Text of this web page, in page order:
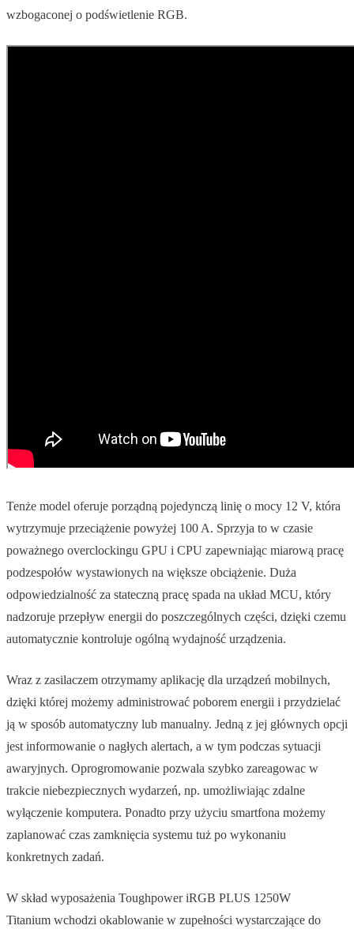
wzbogaconej o podświetlenie RGB.
Tenże model oferuje porządną pojedynczą linię o mocy 12 V, która
wytrzymuje przeciążenie powyżej 100 A. Sprzyja to w czasie
poważnego overclockingu GPU i CPU zapewniając miarową pracę
podzespołów wystawionych na większe obciążenie. Duża
odpowiedzialność za stateczną pracę spada na układ MCU, który
nadzoruje przepływ energii do poszczególnych części, dzięki czemu
automatycznie kontroluje ogólną wydajność urządzenia.
Wraz z zasilaczem otrzymamy aplikację dla urządzeń mobilnych,
dzięki której możemy administrować poborem energii i przydzielać
ją w sposób automatyczny lub manualny. Jedną z jej głównych opcji
jest informowanie o nagłych alertach, a w tym podczas sytuacji
awaryjnych. Oprogromowanie pozwala szybko zareagowac w
trakcie niebezpiecznych wydarzeń, np. umożliwiając zdalne
wyłączenie komputera. Ponadto przy użyciu smartfona możemy
zaplanować czas zamknięcia systemu tuż po wykonaniu
konkretnych zadań.
W skład wyposażenia Toughpower iRGB PLUS 1250W
Titanium wchodzi okablowanie w zupełności wystarczające do